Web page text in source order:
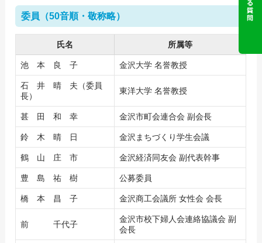
委員（50音順・敬称略）
氏名 所属等
池 本 良 子 金沢大学 名誉教授
石 井 晴 夫（委員
長）
東洋大学 名誉教授
甚 田 和 幸 金沢市町会連合会 副会長
鈴 木 晴 日 金沢まちづくり学生会議
鶴 山 庄 市 金沢経済同友会 副代表幹事
豊 島 祐 樹 公募委員
橋 本 昌 子 金沢商工会議所 女性会 会長
前 千代子
金沢市校下婦人会連絡協議会 副
会長